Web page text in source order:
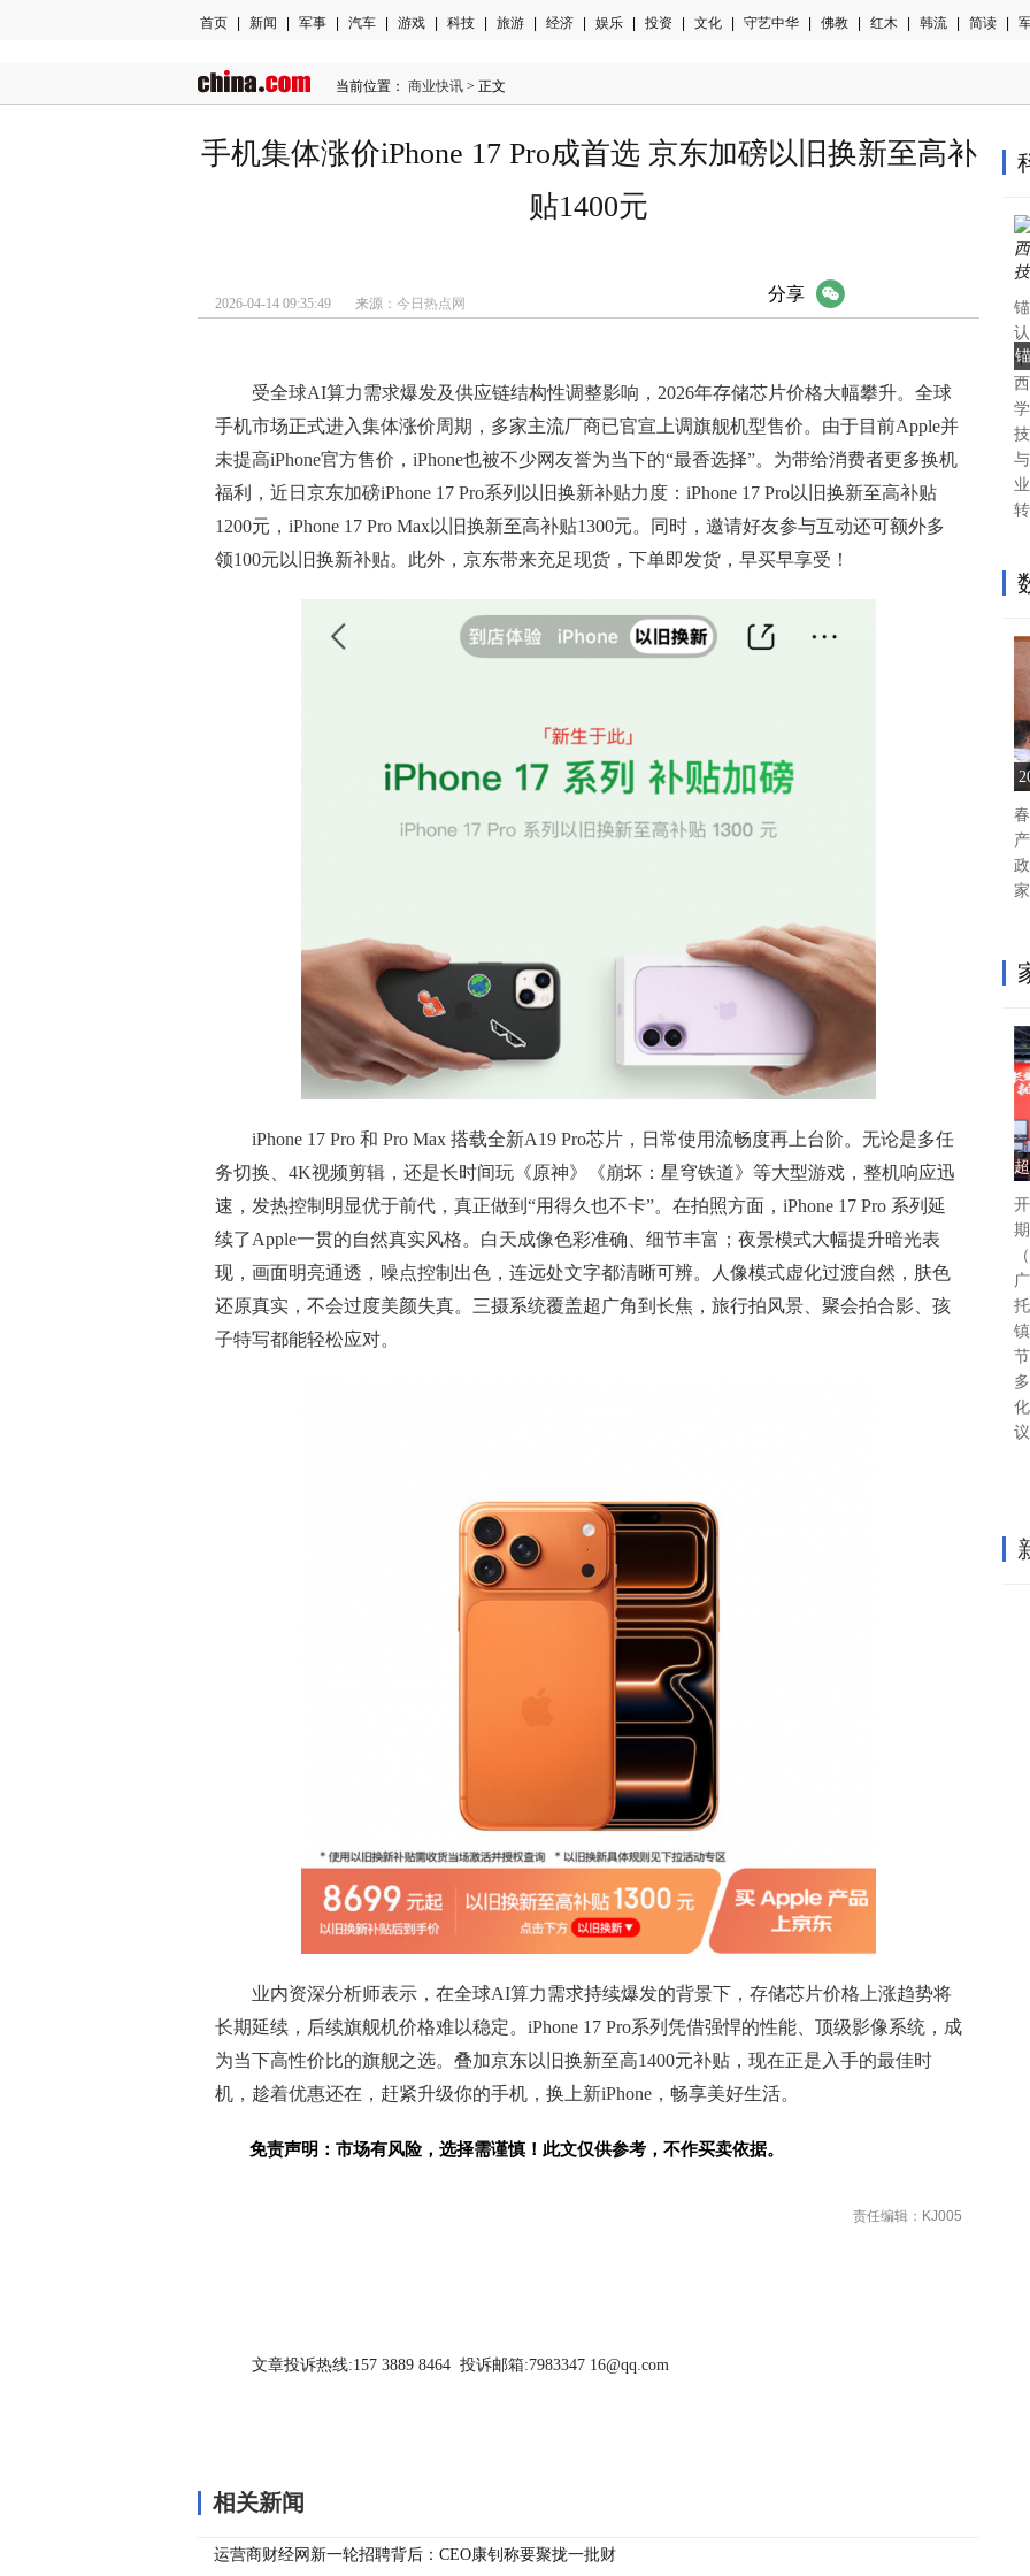
首页 新闻 军事 汽车 游戏 科技 旅游 经济 娱乐 投资 文化 守艺中华 佛教 红木 韩流 简读
当前位置： 商业快讯 > 正文
手机集体涨价iPhone 17 Pro成首选 京东加磅以旧换新至高补
贴1400元
2026-04-14 09:35:49 来源： 今日热点网 分享
受全球AI算力需求爆发及供应链结构性调整影响，2026年存储芯片价格大幅攀升。全球
手机市场正式进入集体涨价周期，多家主流厂商已官宣上调旗舰机型售价。由于目前Apple并
未提高iPhone官方售价，iPhone也被不少网友誉为当下的“最香选择”。为带给消费者更多换机
福利，近日京东加磅iPhone 17 Pro系列以旧换新补贴力度：iPhone 17 Pro以旧换新至高补贴
1200元，iPhone 17 Pro Max以旧换新至高补贴1300元。同时，邀请好友参与互动还可额外多
领100元以旧换新补贴。此外，京东带来充足现货，下单即发货，早买早享受！
iPhone 17 Pro 和 Pro Max 搭载全新A19 Pro芯片，日常使用流畅度再上台阶。无论是多任
务切换、4K视频剪辑，还是长时间玩《原神》《崩坏：星穹铁道》等大型游戏，整机响应迅
速，发热控制明显优于前代，真正做到“用得久也不卡”。在拍照方面，iPhone 17 Pro 系列延
续了Apple一贯的自然真实风格。白天成像色彩准确、细节丰富；夜景模式大幅提升暗光表
现，画面明亮通透，噪点控制出色，连远处文字都清晰可辨。人像模式虚化过渡自然，肤色
还原真实，不会过度美颜失真。三摄系统覆盖超广角到长焦，旅行拍风景、聚会拍合影、孩
子特写都能轻松应对。
业内资深分析师表示，在全球AI算力需求持续爆发的背景下，存储芯片价格上涨趋势将
长期延续，后续旗舰机价格难以稳定。iPhone 17 Pro系列凭借强悍的性能、顶级影像系统，成
为当下高性价比的旗舰之选。叠加京东以旧换新至高1400元补贴，现在正是入手的最佳时
机，趁着优惠还在，赶紧升级你的手机，换上新iPhone，畅享美好生活。
免责声明：市场有风险，选择需谨慎！此文仅供参考，不作买卖依据。
责任编辑：KJ005
文章投诉热线:157 3889 8464 投诉邮箱:7983347 16@qq.com
相关新闻
运营商财经网新一轮招聘背后：CEO康钊称要聚拢一批财